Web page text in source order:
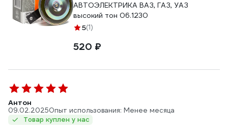
АВТОЭЛЕКТРИКА ВАЗ, ГАЗ, УАЗ
высокий тон 06.1230
5(1)
520 ₽
Антон
09.02.2025Опыт использования: Менее месяца
Товар куплен у нас